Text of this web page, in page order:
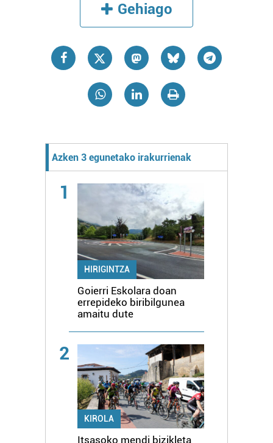
Gehiago
Azken 3 egunetako irakurrienak
1
HIRIGINTZA
Goierri Eskolara doan
errepideko biribilgunea
amaitu dute
2
KIROLA
Itsasoko mendi bizikleta